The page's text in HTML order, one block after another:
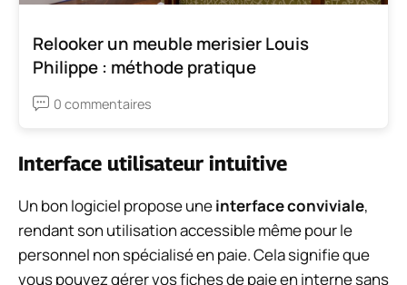
Relooker un meuble merisier Louis
Philippe : méthode pratique
0 commentaires
Interface utilisateur intuitive
Un bon logiciel propose uneinterface conviviale,
rendant son utilisation accessible même pour le
personnel non spécialisé en paie. Cela signifie que
vous pouvez gérer vos fiches de paie en interne sans